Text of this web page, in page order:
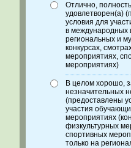
Отлично,
удовлетворен(а)
условия для
в международных
региональных и
конкурсах,
мероприятиях,
мероприятиях)
В целом хорошо,
незначительных
(предоставлены
участия
мероприятиях
физкультурных
спортивных
только на